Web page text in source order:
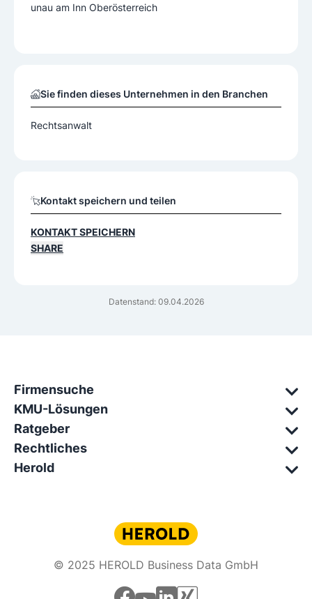
Datenstand: 09.04.2026
unau am Inn Oberösterreich
Sie finden dieses Unternehmen in den Branchen
Rechtsanwalt
Kontakt speichern und teilen
KONTAKT SPEICHERN
SHARE
Firmensuche
KMU-Lösungen
Ratgeber
Rechtliches
Herold
© 2025 HEROLD Business Data GmbH